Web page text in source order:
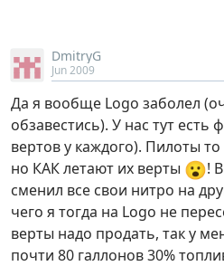
DmitryG
Jun 2009
Да я вообще Logo заболел
обзавестись). У нас тут есть
вертов у каждого). Пилоты
но КАК летают их верты 😮!
сменил все свои нитро на
чего я тогда на Logo не
верты надо продать, так у
почти 80 галлонов 30%